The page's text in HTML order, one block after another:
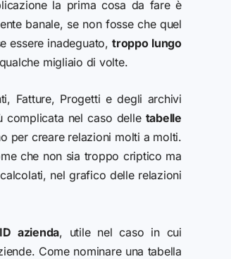
la prima cosa da fare è
banale, se non fosse che quel
essere inadeguato,troppo lungo
migliaio di volte.
Fatture, Progetti e degli archivi
complicata nel caso delle tabelle
per creare relazioni molti a molti.
che non sia troppo criptico ma
nel grafico delle relazioni
ID azienda, utile nel caso in cui
Come nominare una tabella